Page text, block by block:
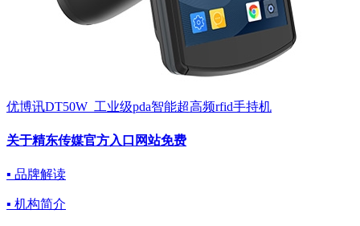
优博讯DT50W_工业级pda智能超高频rfid手持机
关于精东传媒官方入口网站免费
▪ 品牌解读
▪ 机构简介